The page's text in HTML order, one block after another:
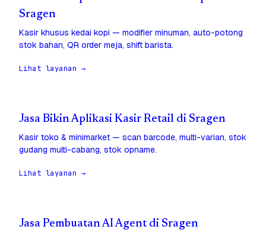
Sragen
Kasir khusus kedai kopi — modifier minuman, auto-potong
stok bahan, QR order meja, shift barista.
Lihat layanan →
Jasa Bikin Aplikasi Kasir Retail di Sragen
Kasir toko & minimarket — scan barcode, multi-varian, stok
gudang multi-cabang, stok opname.
Lihat layanan →
Jasa Pembuatan AI Agent di Sragen